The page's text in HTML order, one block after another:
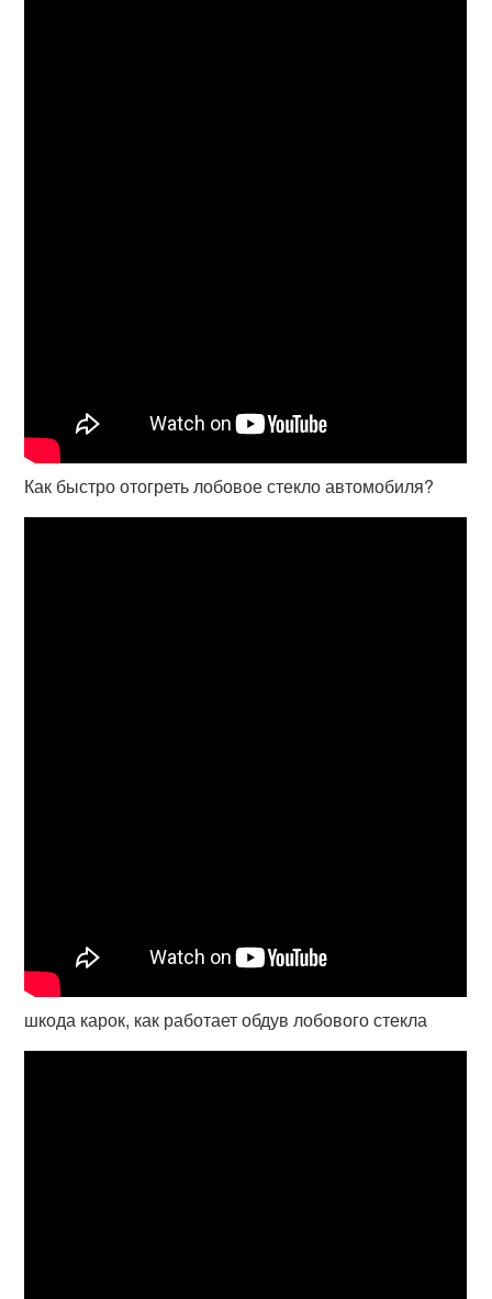
Как быстро отогреть лобовое стекло автомобиля?
шкода карок, как работает обдув лобового стекла